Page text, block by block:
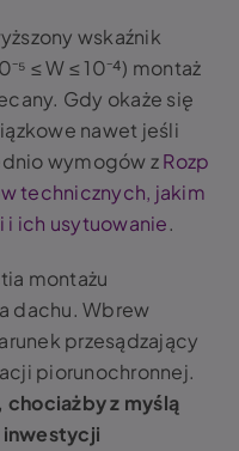
wskaźnik
≤ W ≤ 10⁻⁴) montaż
Gdy okaże się
nawet jeśli
wymogów zRozp
technicznych, jakim
ich usytuowanie.
montażu
dachu. Wbrew
przesądzający
piorunochronnej.
z myślą
inwestycji